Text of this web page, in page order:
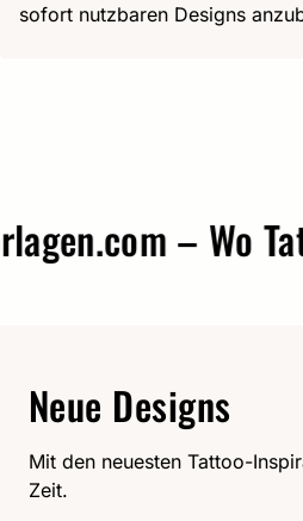
sofort nutzbaren Designs
– Wo
Neue Designs
Mit den neuesten Tattoo-
Zeit.